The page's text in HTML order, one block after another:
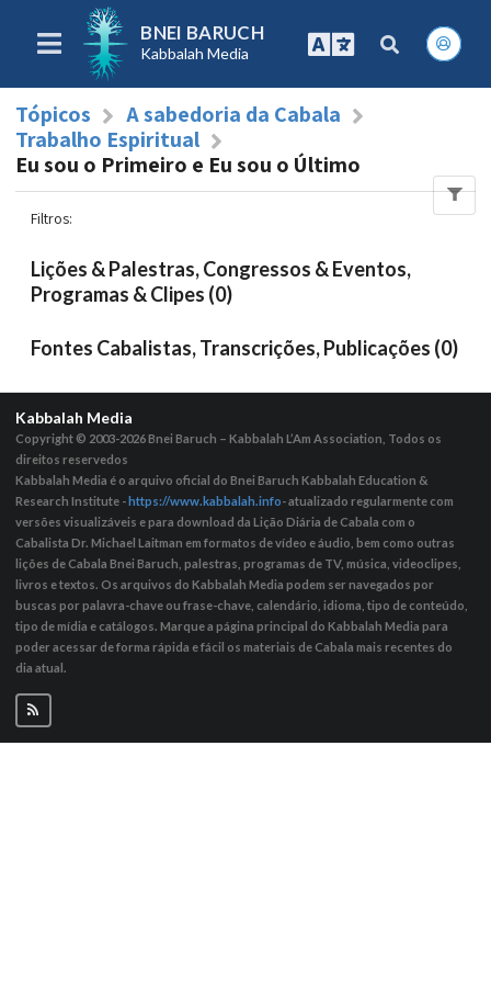
BNEI BARUCH
Kabbalah Media
Tópicos
A sabedoria da Cabala
Trabalho Espiritual
Eu sou o Primeiro e Eu sou o Último
Filtros:
Lições & Palestras, Congressos & Eventos,
Programas & Clipes (0)
Fontes Cabalistas, Transcrições, Publicações (0)
Kabbalah Media
Copyright © 2003-2026Bnei Baruch – Kabbalah L’Am Association, Todos os
direitos reservedos
Kabbalah Media é o arquivo oficial do Bnei Baruch Kabbalah Education &
Research Institute -https://www.kabbalah.info- atualizado regularmente com
versões visualizáveis ​​e para download da Lição Diária de Cabala com o
Cabalista Dr. Michael Laitman em formatos de vídeo e áudio, bem como outras
lições de Cabala Bnei Baruch, palestras, programas de TV, música, videoclipes,
livros e textos. Os arquivos do Kabbalah Media podem ser navegados por
buscas por palavra-chave ou frase-chave, calendário, idioma, tipo de conteúdo,
tipo de mídia e catálogos. Marque a página principal do Kabbalah Media para
poder acessar de forma rápida e fácil os materiais de Cabala mais recentes do
dia atual.